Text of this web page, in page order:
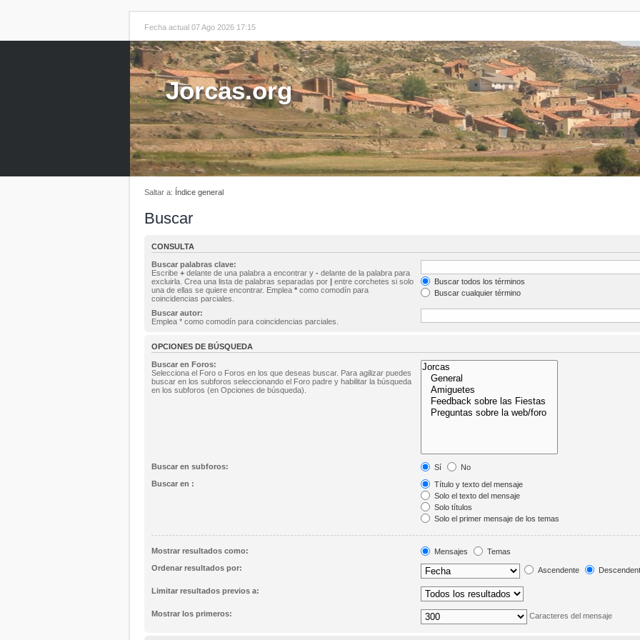
Fecha actual 07 Ago 2026 17:15
Jorcas.org
Saltar a: Índice general
Buscar
CONSULTA
Buscar palabras clave:
Escribe + delante de una palabra a encontrar y - delante de la palabra para
excluirla. Crea una lista de palabras separadas por | entre corchetes si solo
una de ellas se quiere encontrar. Emplea * como comodín para
coincidencias parciales.
Buscar todos los términos
Buscar cualquier término
Buscar autor:
Emplea * como comodín para coincidencias parciales.
OPCIONES DE BÚSQUEDA
Buscar en Foros:
Selecciona el Foro o Foros en los que deseas buscar. Para agilizar puedes
buscar en los subforos seleccionando el Foro padre y habilitar la búsqueda
en los subforos (en Opciones de búsqueda).
Buscar en subforos: Sí
No
Buscar en :
Título y texto del mensaje
Solo el texto del mensaje
Solo títulos
Solo el primer mensaje de los temas
Mostrar resultados como: Mensajes
Temas
Ordenar resultados por:
Ascendente
Limitar resultados previos a:
Mostrar los primeros: Caracteres del mensaje